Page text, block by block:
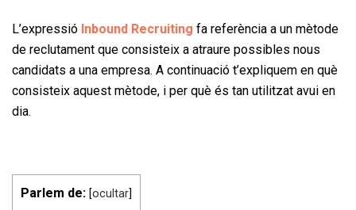
L’expressió Inbound Recruiting fa referència a un mètode
de reclutament que consisteix a atraure possibles nous
candidats a una empresa. A continuació t’expliquem en què
consisteix aquest mètode, i per què és tan utilitzat avui en
dia.
Parlem de: [ocultar]